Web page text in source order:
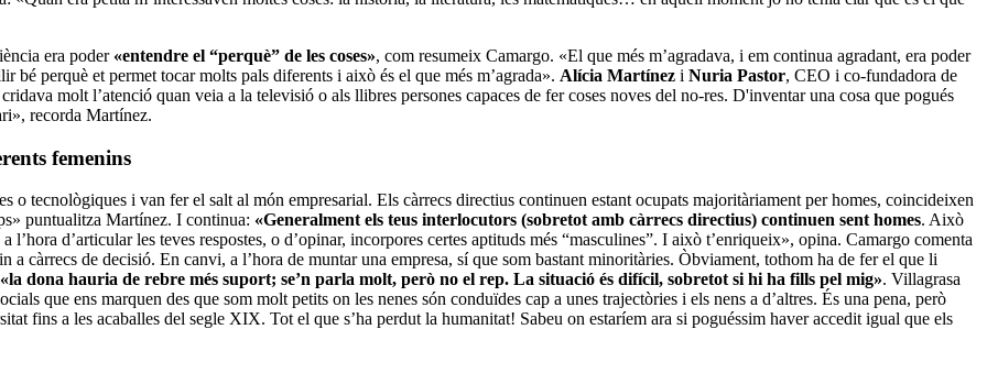
era poder «entendre el “perquè” de les coses», com resumeix Camargo. «El que més m’agradava, i em continua agradant, era poder
perquè et permet tocar molts pals diferents i això és el que més m’agrada». Alícia Martínez i Nuria Pastor, CEO i co-fundadora de
molt l’atenció quan veia a la televisió o als llibres persones capaces de fer coses noves del no-res. D'inventar una cosa que pogués
recorda Martínez.
femenins
o tecnològiques i van fer el salt al món empresarial. Els càrrecs directius continuen estant ocupats majoritàriament per homes, coincideixen
puntualitza Martínez. I continua: «Generalment els teus interlocutors (sobretot amb càrrecs directius) continuen sent homes. Això
d’articular les teves respostes, o d’opinar, incorpores certes aptituds més “masculines”. I això t’enriqueix», opina. Camargo comenta
a càrrecs de decisió. En canvi, a l’hora de muntar una empresa, sí que som bastant minoritàries. Òbviament, tothom ha de fer el que li
«la dona hauria de rebre més suport; se’n parla molt, però no el rep. La situació és difícil, sobretot si hi ha fills pel mig». Villagrasa
que ens marquen des que som molt petits on les nenes són conduïdes cap a unes trajectòries i els nens a d’altres. És una pena, però
fins a les acaballes del segle XIX. Tot el que s’ha perdut la humanitat! Sabeu on estaríem ara si poguéssim haver accedit igual que els